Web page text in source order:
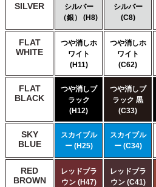
SILVER
シルバー
（銀） (H8)
シルバー
(C8)
FLAT
WHITE
つや消しホ
ワイト
(H11)
つや消しホ
ワイト
(C62)
FLAT
BLACK
つや消しブ
ラック
(H12)
つや消しブ
ラック 黒
(C33)
SKY
BLUE
スカイブル
ー (H25)
スカイブル
ー (C34)
RED
BROWN
レッドブラ
ウン (H47)
レッドブラ
ウン (C41)